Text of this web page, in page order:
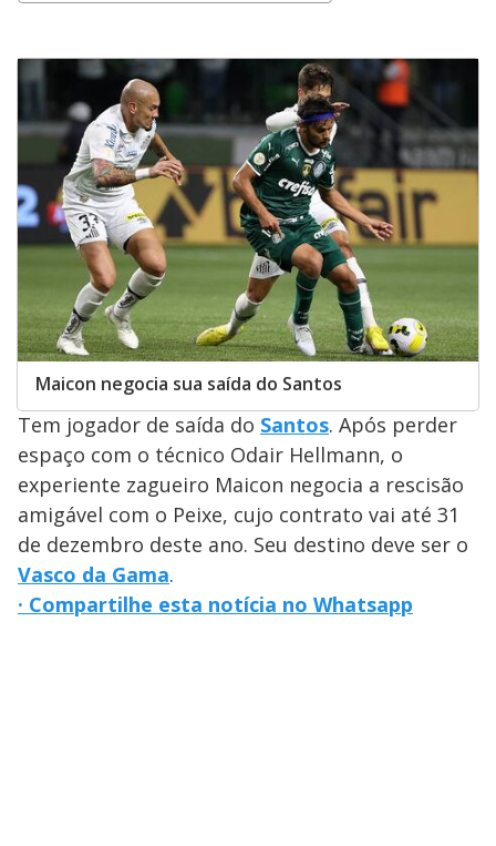
Maicon negocia sua saída do Santos
Tem jogador de saída do Santos. Após perder
espaço com o técnico Odair Hellmann, o
experiente zagueiro Maicon negocia a rescisão
amigável com o Peixe, cujo contrato vai até 31
de dezembro deste ano. Seu destino deve ser o
Vasco da Gama.
· Compartilhe esta notícia no Whatsapp